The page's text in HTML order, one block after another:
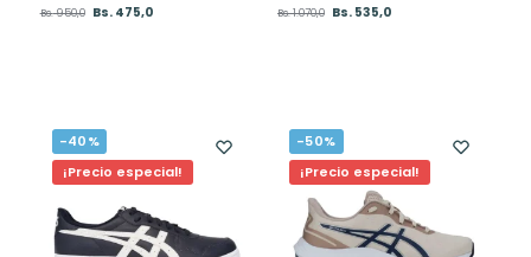
Bs.950,0 Bs. 475,0 Bs.1.070,0 Bs. 535,0
-40%
¡Precio especial!
-50%
¡Precio especial!